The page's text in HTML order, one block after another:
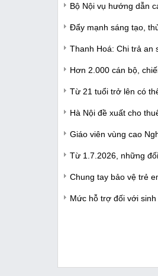
Bộ Nội vụ hướng dẫn
Đẩy mạnh sáng tạo,
Thanh Hoá: Chi trả an
Hơn 2.000 cán bộ,
Từ 21 tuổi trở lên có
Hà Nội đề xuất cho
Giáo viên vùng cao
Từ 1.7.2026, những
Chung tay bảo vệ trẻ
Mức hỗ trợ đối với